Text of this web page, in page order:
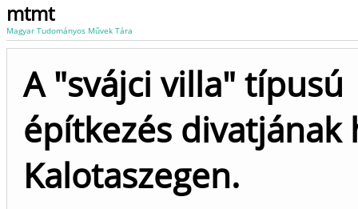
mtmt
Magyar Tudományos Művek Tára
A "svájci villa" típusú
építkezés divatjának
Kalotaszegen.